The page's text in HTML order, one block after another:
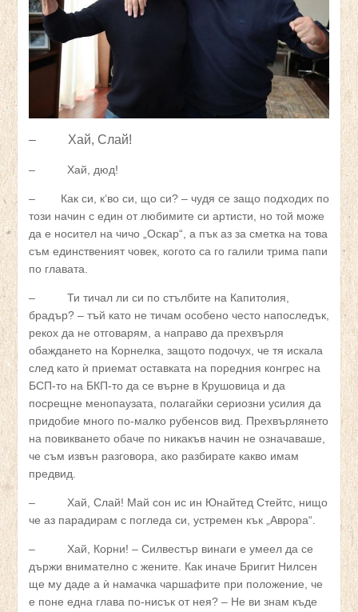
– Хай, Слай!
– Хай, дюд!
– Как си, к‘во си, що си? – чудя се защо подходих по
този начин с един от любимите си артисти, но той може
да е носител на чичо „Оскар“, а пък аз за сметка на това
съм единственият човек, когото са го галили трима папи
по главата.
– Ти тичал ли си по стълбите на Капитолия,
брадър? – тъй като не тичам особено често напоследък,
рекох да не отговарям, а направо да прехвърля
обаждането на Корнелка, защото подочух, че тя искала
след като ѝ приемат оставката на поредния конгрес на
БСП-то на БКП-то да се върне в Крушовица и да
посрещне менопаузата, полагайки сериозни усилия да
придобие много по-малко рубенсов вид. Прехвърлянето
на повикването обаче по никакъв начин не означаваше,
че съм извън разговора, ако разбирате какво имам
предвид.
– Хай, Слай! Май сон ис ин Юнайтед Стейтс, нищо
че аз парадирам с погледа си, устремен кък „Аврора“.
– Хай, Корни! – Силвестър винаги е умеел да се
държи внимателно с жените. Как иначе Бригит Нилсен
ще му даде а ѝ намачка чаршафите при положение, че
е поне една глава по-нисък от нея? – Не ви знам къде